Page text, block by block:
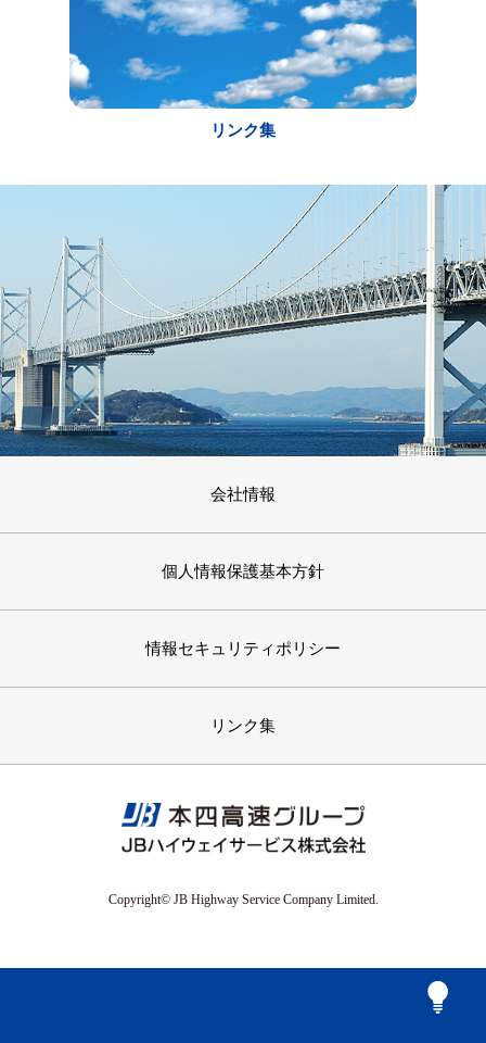
リンク集
会社情報
個人情報保護基本方針
情報セキュリティポリシー
リンク集
Copyright© JB Highway Service Company Limited.